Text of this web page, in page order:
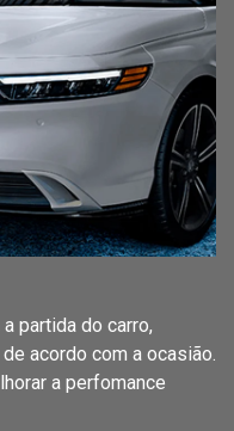
partida do carro,
acordo com a ocasião.
a perfomance